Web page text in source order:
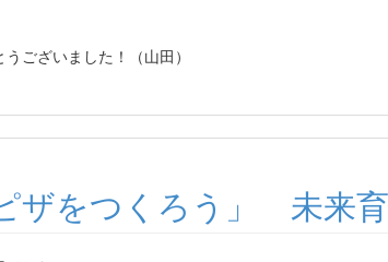
ございました！（山田）
ザをつくろう」 未来